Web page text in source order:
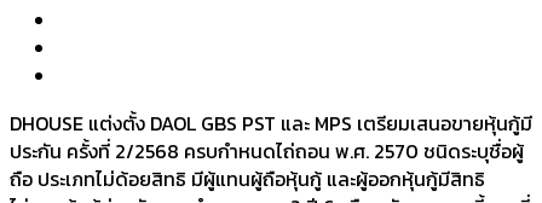
DHOUSE แต่งตั้ง DAOL GBS PST และ MPS เตรียมเสนอขายหุ้นกู้มี
ประกัน ครั้งที่ 2/2568 ครบกำหนดไถ่ถอน พ.ศ. 2570 ชนิดระบุชื่อผู้
ถือ ประเภทไม่ด้อยสิทธิ มีผู้แทนผู้ถือหุ้นกู้ และผู้ออกหุ้นกู้มีสิทธิ